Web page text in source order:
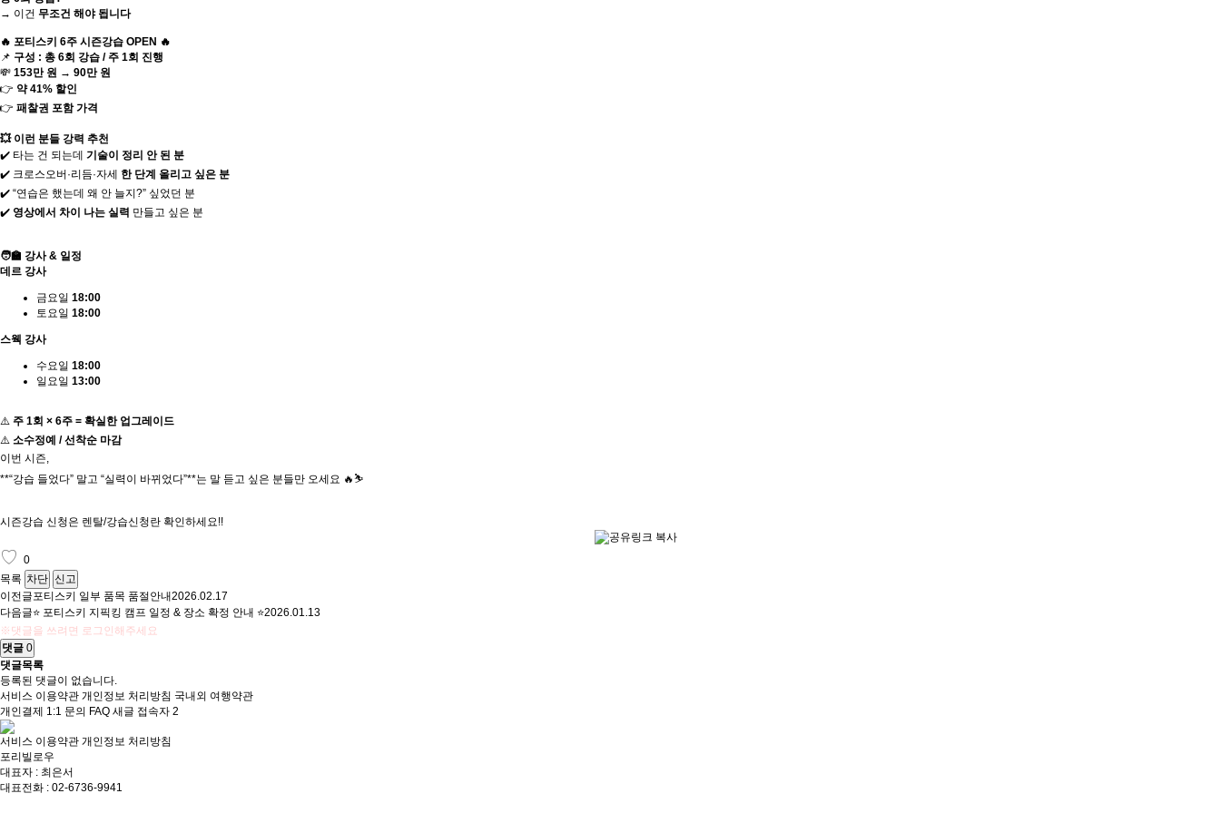
→ 이건 무조건 해야 됩니다
🔥 포티스키 6주 시즌강습 OPEN 🔥
📌 구성 : 총 6회 강습 / 주 1회 진행
💸 153만 원 → 90만 원
👉 약 41% 할인
👉 패찰권 포함 가격
💥 이런 분들 강력 추천
✔️ 타는 건 되는데 기술이 정리 안 된 분
✔️ 크로스오버·리듬·자세 한 단계 올리고 싶은 분
✔️ “연습은 했는데 왜 안 늘지?” 싶었던 분
✔️ 영상에서 차이 나는 실력 만들고 싶은 분
🧑‍🏫 강사 & 일정
데르 강사
금요일 18:00
토요일 18:00
스웩 강사
수요일 18:00
일요일 13:00
⚠️ 주 1회 × 6주 = 확실한 업그레이드
⚠️ 소수정예 / 선착순 마감
이번 시즌,
**“강습 들었다” 말고 “실력이 바뀌었다”**는 말 듣고 싶은 분들만 오세요 🔥⛷️
시즌강습 신청은 렌탈/강습신청란 확인하세요!!
♡ 0
목록 차단 신고
이전글포티스키 일부 품목 품절안내2026.02.17
다음글⭐️ 포티스키 지픽킹 캠프 일정 & 장소 확정 안내 ⭐️2026.01.13
※댓글을 쓰려면 로그인해주세요
댓글 0
댓글목록
등록된 댓글이 없습니다.
서비스 이용약관 개인정보 처리방침 국내외 여행약관
개인결제 1:1 문의 FAQ 새글 접속자 2
서비스 이용약관 개인정보 처리방침
포리빌로우
대표자 : 최은서
대표전화 : 02-6736-9941